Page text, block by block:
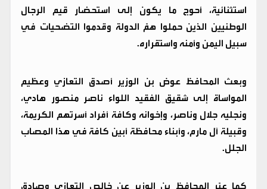
استثنائية، أحوج ما يكون إلى استحضار قيم الرجال
الوطنيين الذين حملوا همّ الدولة وقدموا التضحيات في
سبيل اليمن وأمنه واستقراره.
وبعث المحافظ عوض بن الوزير أصدق التعازي وعظيم
المواساة إلى شقيق الفقيد اللواء ناصر منصور هادي،
ونجليه جلال وناصر، وإخوانه وكافة أفراد أسرتهم الكريمة،
وقبيلة آل مارم، وأبناء محافظة أبين كافة في هذا المصاب
الجلل.
كما عبّر المحافظ بن الوزير عن خالص التعازي وصادق